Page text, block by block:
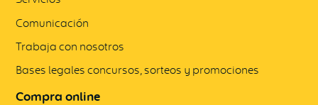
Comunicación
Trabaja con nosotros
Bases legales concursos, sorteos y promociones
Compra online